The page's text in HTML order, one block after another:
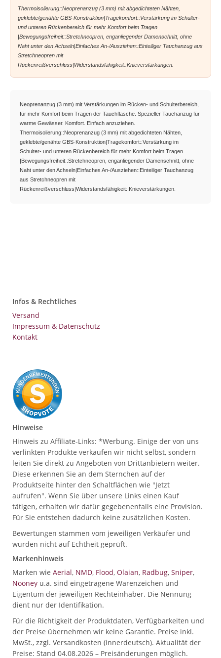
Thermoisolierung::Neoprenanzug (3 mm) mit abgedichteten Nähten,
geklebte/genähte GBS-Konstruktion|Tragekomfort::Verstärkung im Schulter-
und unteren Rückenbereich für mehr Komfort beim Tragen
|Bewegungsfreiheit::Stretchneopren, enganliegender Damenschnitt, ohne
Naht unter den Achseln|Einfaches An-/Ausziehen::Einteiliger Tauchanzug aus
Stretchneopren mit
Rückenreißverschluss|Widerstandsfähigkeit::Knieverstärkungen.
Neoprenanzug (3 mm) mit Verstärkungen im Rücken- und Schulterbereich,
für mehr Komfort beim Tragen der Tauchflasche. Spezieller Tauchanzug für
warme Gewässer. Komfort. Einfach anzuziehen.
Thermoisolierung::Neoprenanzug (3 mm) mit abgedichteten Nähten,
geklebte/genähte GBS-Konstruktion|Tragekomfort::Verstärkung im
Schulter- und unteren Rückenbereich für mehr Komfort beim Tragen
|Bewegungsfreiheit::Stretchneopren, enganliegender Damenschnitt, ohne
Naht unter den Achseln|Einfaches An-/Ausziehen::Einteiliger Tauchanzug
aus Stretchneopren mit
Rückenreißverschluss|Widerstandsfähigkeit::Knieverstärkungen.
Infos & Rechtliches
Versand
Impressum & Datenschutz
Kontakt
Hinweise
Hinweis zu Affiliate-Links: *Werbung. Einige der von uns
verlinkten Produkte verkaufen wir nicht selbst, sondern
leiten Sie direkt zu Angeboten von Drittanbietern weiter.
Diese erkennen Sie an dem Sternchen auf der
Produktseite hinter den Schaltflächen wie "Jetzt
aufrufen". Wenn Sie über unsere Links einen Kauf
tätigen, erhalten wir dafür gegebenenfalls eine Provision.
Für Sie entstehen dadurch keine zusätzlichen Kosten.
Bewertungen stammen vom jeweiligen Verkäufer und
wurden nicht auf Echtheit geprüft.
Markenhinweis
Marken wie Aerial, NMD, Flood, Olaian, Radbug, Sniper,
Nooney u.a. sind eingetragene Warenzeichen und
Eigentum der jeweiligen Rechteinhaber. Die Nennung
dient nur der Identifikation.
Für die Richtigkeit der Produktdaten, Verfügbarkeiten und
der Preise übernehmen wir keine Garantie. Preise inkl.
MwSt., zzgl. Versandkosten (innerdeutsch). Aktualität der
Preise: Stand 04.08.2026 – Preisänderungen möglich.